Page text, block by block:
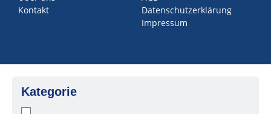
Kontakt
Datenschutzerklärung
Impressum
Kategorie